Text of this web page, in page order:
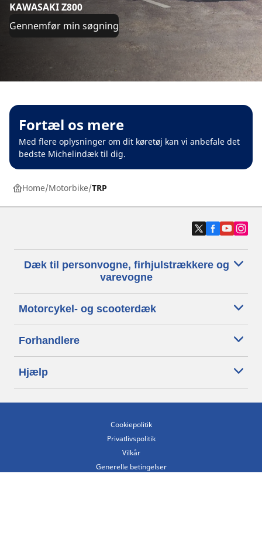
KAWASAKI Z800
Gennemfør min søgning
Fortæl os mere
Med flere oplysninger om dit køretøj kan vi anbefale det
bedste Michelindæk til dig.
Home Motorbike TRP
Dæk til personvogne, firhjulstrækkere og
varevogne
Motorcykel- og scooterdæk
Forhandlere
Hjælp
Cookiepolitik
Privatlivspolitik
Vilkår
Generelle betingelser